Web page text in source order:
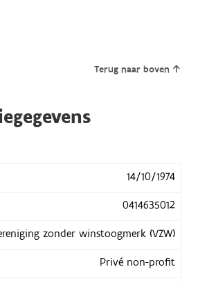
Terug naar boven
14/10/1974
0414635012
zonder winstoogmerk (VZW)
Privé non-profit